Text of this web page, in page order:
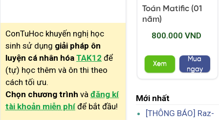
ConTuHoc khuyến nghị học
sinh sử dụng giải pháp ôn
luyện cá nhân hóa TAK12 để
(tự) học thêm và ôn thi theo
cách tối ưu.
Chọn chương trình và đăng kí
tài khoản miễn phí để bắt đầu!
Toán Matific (01
năm)
800.000 VND
Xem
Mua
ngay
Mới nhất
[THÔNG BÁO] Raz-